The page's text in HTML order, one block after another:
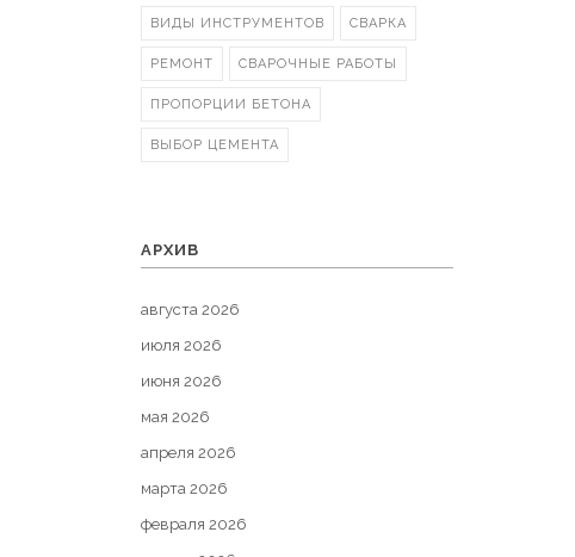
ВИДЫ ИНСТРУМЕНТОВ СВАРКА
РЕМОНТ СВАРОЧНЫЕ РАБОТЫ
ПРОПОРЦИИ БЕТОНА
ВЫБОР ЦЕМЕНТА
АРХИВ
августа 2026
июля 2026
июня 2026
мая 2026
апреля 2026
марта 2026
февраля 2026